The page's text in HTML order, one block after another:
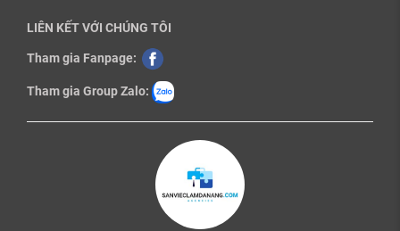
LIÊN KẾT VỚI CHÚNG TÔI
Tham gia Fanpage:
Tham gia Group Zalo: